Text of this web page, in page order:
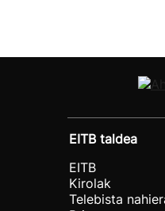
EITB taldea
EITB
Kirolak
Telebista